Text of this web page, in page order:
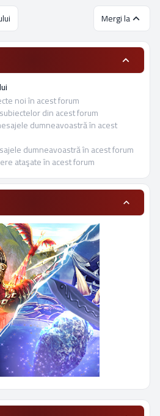
Mergi la
noi în acest forum
din acest forum
dumneavoastră în acest
dumneavoastră în acest forum
ataşate în acest forum